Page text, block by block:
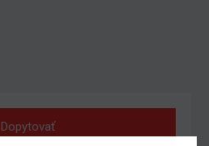
Dopytovať